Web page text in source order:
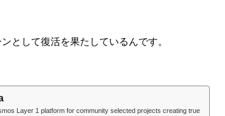
として復活を果たしているんです。
Layer 1 platform for community selected projects creating true